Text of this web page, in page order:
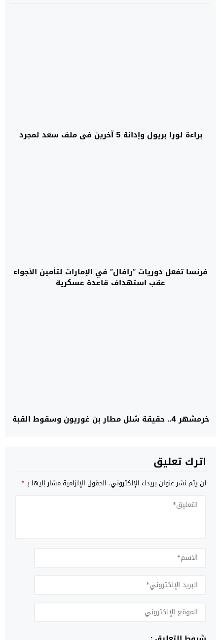
براءة لورا بريول وإدانة 5 آخرين في ملف سعد لمجرد
فرنسا تفعل دوريات “رافال” في الإمارات لتأمين الأجواء
عقب استهداف قاعدة عسكرية
خرمشهر 4.. حقيقة شلل مطار بن غوريون وسقوط القبة
اترك تعليق
لن يتم نشر عنوان بريدك الإلكتروني. الحقول الإلزامية مشار إليها بـ*